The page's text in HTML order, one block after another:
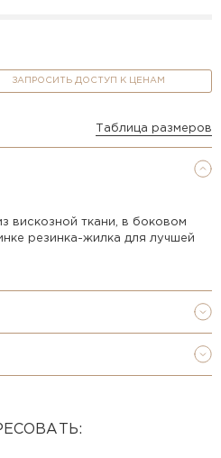
ЗАПРОСИТЬ ДОСТУП К ЦЕНАМ
Таблица размеров
вискозной ткани, в боковом
резинка-жилка для лучшей